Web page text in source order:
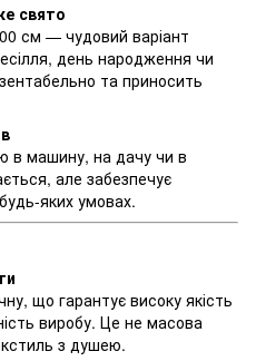
свято
см — чудовий варіант
день народження чи
та приносить
в машину, на дачу чи в
але забезпечує
яких умовах.
що гарантує високу якість
виробу. Це не масова
з душею.